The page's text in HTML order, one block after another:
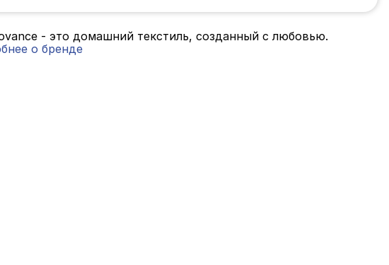
- это домашний текстиль, созданный с любовью.
о бренде